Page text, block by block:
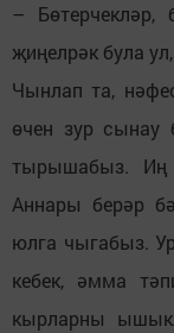
–
җиңелрәк була
Чынлап та,
өчен зур сынау
тырышабыз. Иң
Аннары берәр
юлга чыгабыз.
кебек, әмма
кырларны